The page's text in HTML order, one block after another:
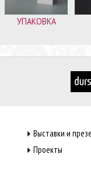
УПАКОВКА
Выставки и
Проекты